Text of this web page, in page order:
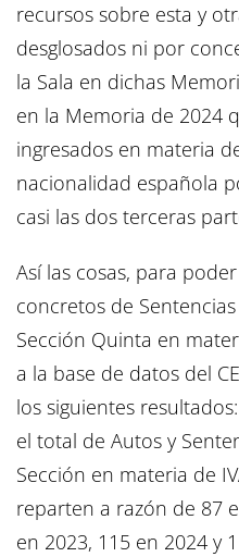
recursos sobre esta y
desglosados ni por
la Sala en dichas
en la Memoria de 2024
ingresados en materia
nacionalidad española
casi las dos terceras
Así las cosas, para
concretos de
Sección Quinta en
a la base de datos del
los siguientes
el total de Autos y
Sección en materia de
reparten a razón de 87
en 2023, 115 en 2024 y